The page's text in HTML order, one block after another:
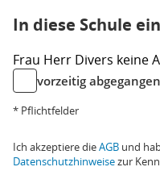
In diese Schule
Frau Herr Divers keine
vorzeitig
* Pflichtfelder
Ich akzeptiere dieAGB und
Datenschutzhinweisezur